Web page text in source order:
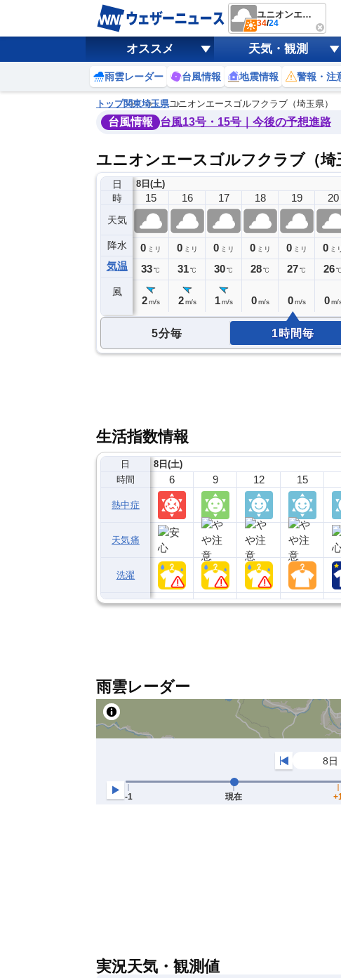
ユニオンエースゴルフクラブ（埼玉県）
34/24
オススメ 天気・観測
雨雲レーダー 台風情報 地震情報 警報・注
トップ関東埼玉県ユニオンエースゴルフクラブ（埼玉県）
台風情報 台風13号・15号｜今後の予想進路
ユニオンエースゴルフクラブ（埼
日
時
天気
降水
気温
風
8日(土)
14
0ミリ
34℃
15
0 ミリ
33℃
2 m/s
16
0 ミリ
31℃
2 m/s
17
0 ミリ
30℃
1 m/s
18
0 ミリ
28℃
0 m/s
19
0 ミリ
27℃
0 m/s
20
0 ミ
26℃
0 m/
5分毎 1時間毎
生活指数情報
日
時間
熱中症
天気痛
洗濯
8日(土)
6 9 12 15
雨雲レーダー
実況天気・観測値